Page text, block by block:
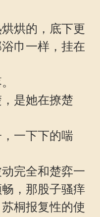
烘的，底下更
巾一样，挂在
是她在撩楚
一下下的喘
完全和楚弈一
，那股子骚痒
桐报复性的使